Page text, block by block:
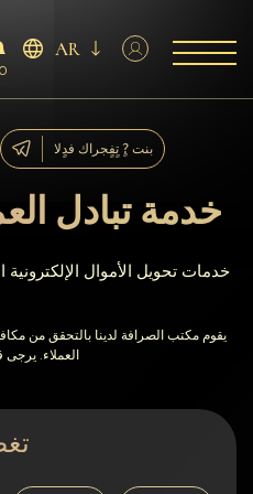
0
AR
خدمة تبادل
بنت ?ٍ تٍفٍجراك فدٍلا
يقوم مكتب الصرافة لدينا بالتحقق من
العملاء. يرجى